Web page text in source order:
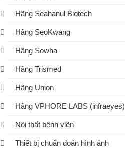
Hãng Seahanul Biotech
Hãng SeoKwang
Hãng Sowha
Hãng Trismed
Hãng Union
Hãng VPHORE LABS (infraeyes)
Nội thất bệnh viện
Thiết bị chuẩn đoán hình ảnh